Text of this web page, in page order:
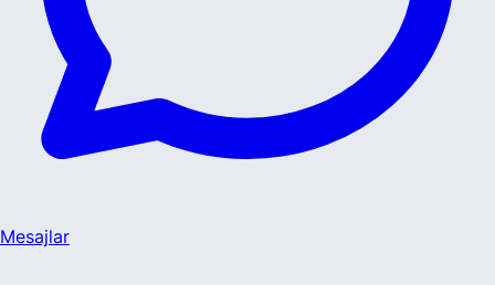
Mesajlar